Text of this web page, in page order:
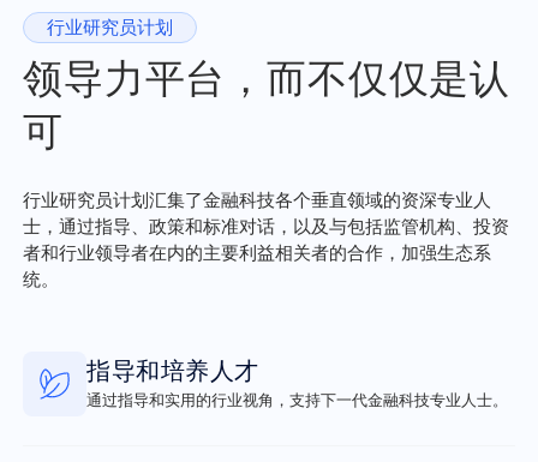
行业研究员计划
领导力平台，而不仅仅是认
可
行业研究员计划汇集了金融科技各个垂直领域的资深专业人
士，通过指导、政策和标准对话，以及与包括监管机构、投资
者和行业领导者在内的主要利益相关者的合作，加强生态系
统。
指导和培养人才
通过指导和实用的行业视角，支持下一代金融科技专业人士。